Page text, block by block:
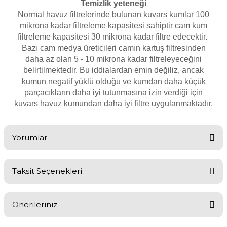
Yangın Pompası
Temizlik yeteneği
Normal havuz filtrelerinde bulunan kuvars kumlar 100
mikrona kadar filtreleme kapasitesi sahiptir cam kum
filtreleme kapasitesi 30 mikrona kadar filtre edecektir.
Bazı cam medya üreticileri camın kartuş filtresinden
daha az olan 5 - 10 mikrona kadar filtreleyeceğini
belirtilmektedir. Bu iddialardan emin değiliz, ancak
kumun negatif yüklü olduğu ve kumdan daha küçük
parçacıkların daha iyi tutunmasına izin verdiği için
kuvars havuz kumundan daha iyi filtre uygulanmaktadır.
Yorumlar
Taksit Seçenekleri
Önerileriniz